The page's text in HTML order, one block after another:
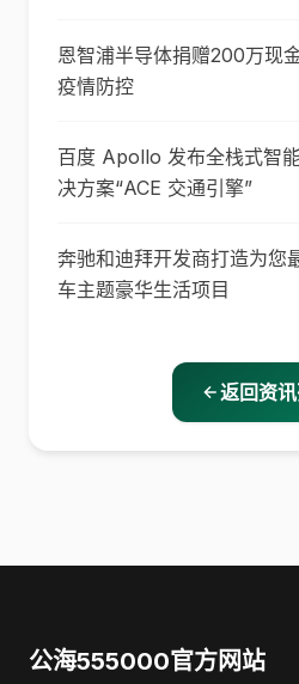
恩智浦半导体捐赠200万现
疫情防控
百度 Apollo 发布全栈式智
决方案“ACE 交通引擎”
奔驰和迪拜开发商打造为您
车主题豪华生活项目
返回资
公海555000官方网站